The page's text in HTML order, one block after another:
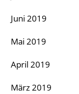
Juni 2019
Mai 2019
April 2019
März 2019